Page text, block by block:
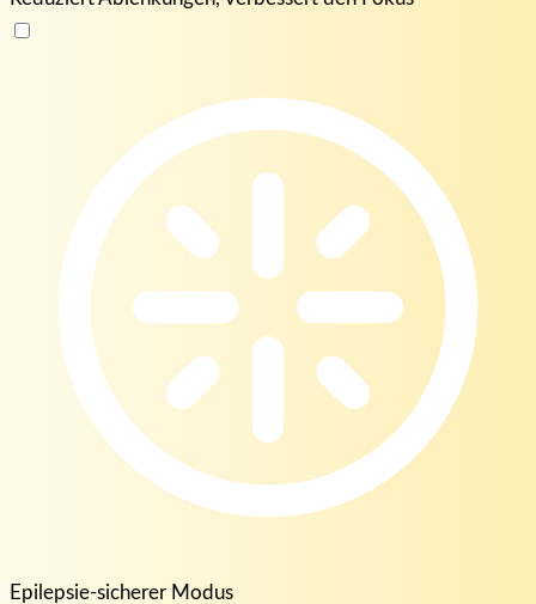
Epilepsie-sicherer Modus